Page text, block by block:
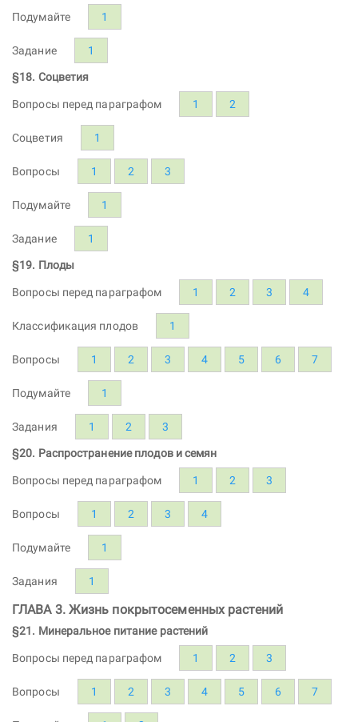
Подумайте 1
Задание 1
§18. Соцветия
Вопросы перед параграфом 1 2
Соцветия 1
Вопросы 1 2 3
Подумайте 1
Задание 1
§19. Плоды
Вопросы перед параграфом 1 2 3 4
Классификация плодов 1
Вопросы 1 2 3 4 5 6 7
Подумайте 1
Задания 1 2 3
§20. Распространение плодов и семян
Вопросы перед параграфом 1 2 3
Вопросы 1 2 3 4
Подумайте 1
Задания 1
ГЛАВА 3. Жизнь покрытосеменных растений
§21. Минеральное питание растений
Вопросы перед параграфом 1 2 3
Вопросы 1 2 3 4 5 6 7